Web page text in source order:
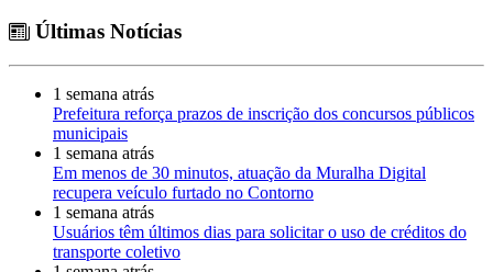
Últimas Notícias
1 semana atrás
Prefeitura reforça prazos de inscrição dos concursos públicos
municipais
1 semana atrás
Em menos de 30 minutos, atuação da Muralha Digital
recupera veículo furtado no Contorno
1 semana atrás
Usuários têm últimos dias para solicitar o uso de créditos do
transporte coletivo